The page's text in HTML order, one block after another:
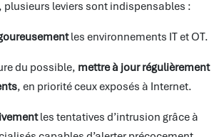
plusieurs leviers sont indispensables :
les environnements IT et OT.
du possible, mettre à jour régulièrement
, en priorité ceux exposés à Internet.
les tentatives d’intrusion grâce à